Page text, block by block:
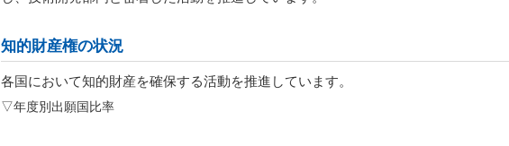
知的財産権の状況
各国において知的財産を確保する活動を推進しています。
▽年度別出願国比率